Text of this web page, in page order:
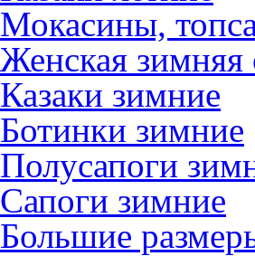
Мокасины,
Женская зимняя
Казаки зимние
Ботинки зимние
Полусапоги
Сапоги зимние
Большие